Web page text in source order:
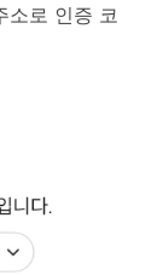
소로 인증 코